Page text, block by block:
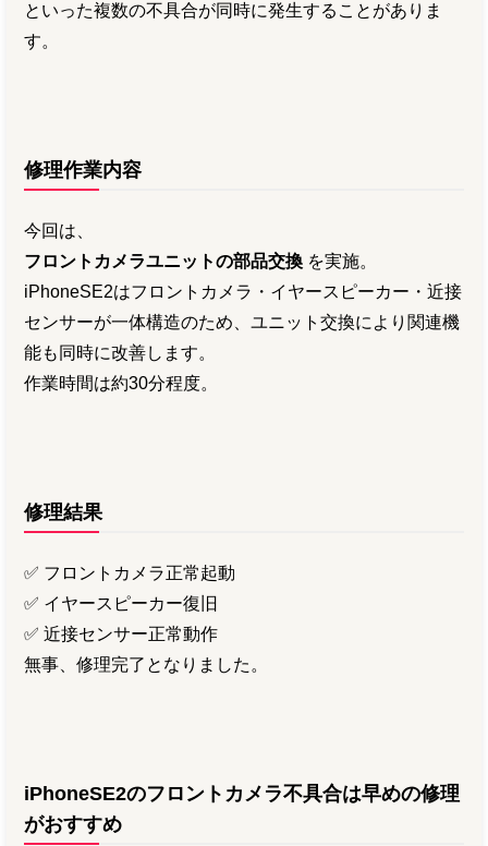
といった複数の不具合が同時に発生することがありま
す。
修理作業内容
今回は、
フロントカメラユニットの部品交換 を実施。
iPhoneSE2はフロントカメラ・イヤースピーカー・近接
センサーが一体構造のため、ユニット交換により関連機
能も同時に改善します。
作業時間は約30分程度。
修理結果
✅ フロントカメラ正常起動
✅ イヤースピーカー復旧
✅ 近接センサー正常動作
無事、修理完了となりました。
iPhoneSE2のフロントカメラ不具合は早めの修理
がおすすめ